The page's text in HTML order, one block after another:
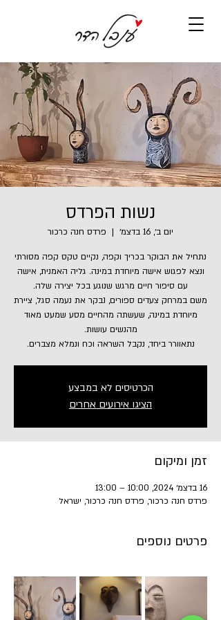
נשות הפרדס
יום ב׳, 16 בדצמ׳
  |
פרדס חנה כרכור
נתחיל את הבוקר בכריך וקפה, נקיים טקס קפה מסורתי
ונצא לפגוש אישה מיוחדת במינה. גליה האמנית, אישה
משם במרחק צעדים ספורים, נבקר את נעמה סגל, ציירת
מיוחדת במינה, שעשתה מהחיים מסע שמעט מאוד
נתאוורר ביחד, נקבל השראה וכח ונמלא מצברים.
הכרטיסים לא במבצע
הציגו אירועים אחרים
זמן ומיקום
16 בדצמ׳ 2024, 10:00 – 13:00
פרדס חנה כרכור, פרדס חנה כרכור, ישראל
פרטים נוספים